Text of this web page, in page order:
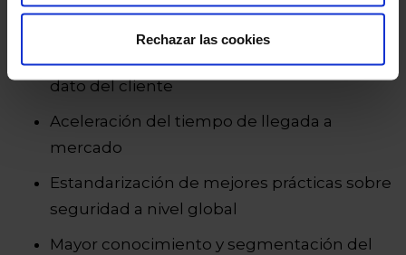
Rechazar las cookies
Integración y organización eficiente del
dato del cliente
Aceleración del tiempo de llegada a
mercado
Estandarización de mejores prácticas sobre
seguridad a nivel global
Mayor conocimiento y segmentación del